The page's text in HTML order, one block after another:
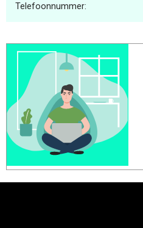
Telefoonnummer: